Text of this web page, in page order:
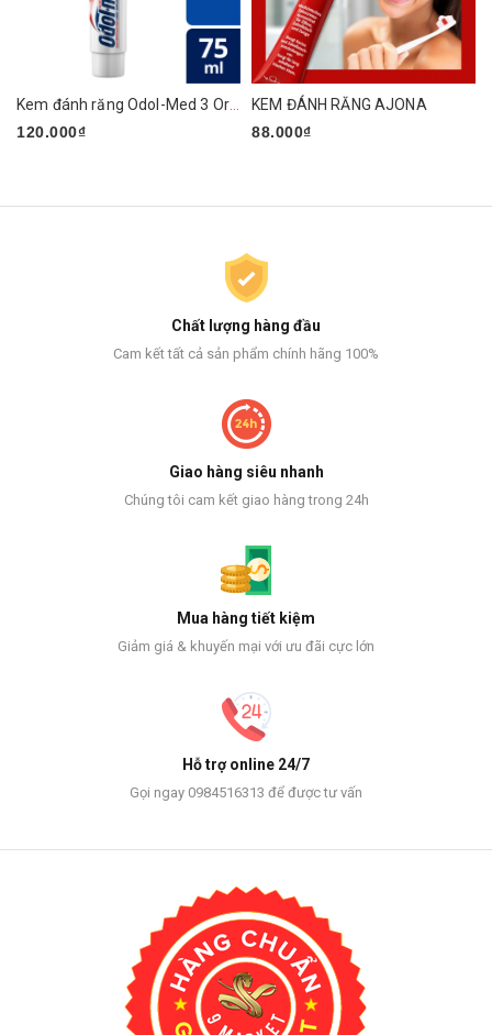
Kem đánh răng Odol-Med 3 Original
120.000₫
KEM ĐÁNH RĂNG AJONA
88.000₫
Chất lượng hàng đầu
Cam kết tất cả sản phẩm chính hãng 100%
Giao hàng siêu nhanh
Chúng tôi cam kết giao hàng trong 24h
Mua hàng tiết kiệm
Giảm giá & khuyến mại với ưu đãi cực lớn
Hỗ trợ online 24/7
Gọi ngay 0984516313 để được tư vấn